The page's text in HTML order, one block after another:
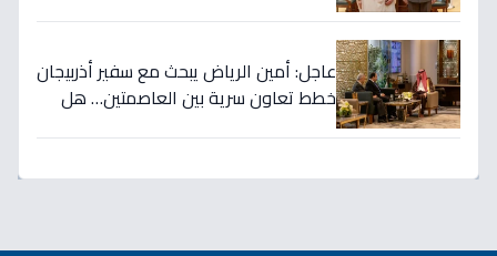
عاجل: أمين الرياض يبحث مع سفير أذربيجان
خطط تعاون سرية بين العاصمتين… هل